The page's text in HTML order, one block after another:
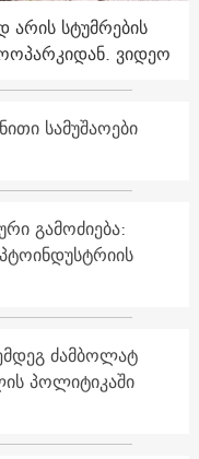
სტუმრების
ვიდეო
სამუშაოები
გამოძიება:
ძამბოლატ
პოლიტიკაში